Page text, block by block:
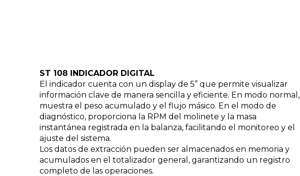
ST 108 INDICADOR DIGITAL
El indicador cuenta con un display de 5” que permite visualizar
información clave de manera sencilla y eficiente. En modo normal,
muestra el peso acumulado y el flujo másico. En el modo de
diagnóstico, proporciona la RPM del molinete y la masa
instantánea registrada en la balanza, facilitando el monitoreo y el
ajuste del sistema.
Los datos de extracción pueden ser almacenados en memoria y
acumulados en el totalizador general, garantizando un registro
completo de las operaciones.